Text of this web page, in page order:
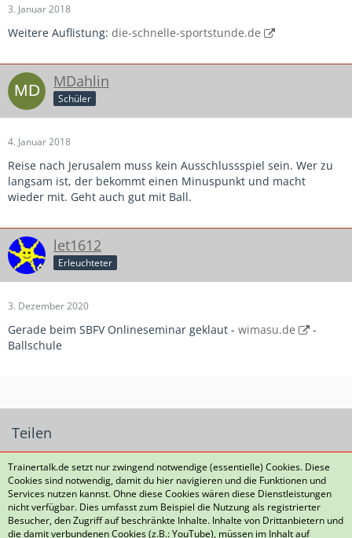
3. Januar 2018
Weitere Auflistung: die-schnelle-sportstunde.de
MDahlin
Schüler
4. Januar 2018
Reise nach Jerusalem muss kein Ausschlussspiel sein. Wer zu
langsam ist, der bekommt einen Minuspunkt und macht
wieder mit. Geht auch gut mit Ball.
let1612
Erleuchteter
3. Dezember 2020
Gerade beim SBFV Onlineseminar geklaut - wimasu.de
-
Ballschule
Teilen
Trainertalk.de setzt nur zwingend notwendige (essentielle) Cookies. Diese
Cookies sind notwendig, damit du hier navigieren und die Funktionen und
Services nutzen kannst. Ohne diese Cookies wären diese Dienstleistungen
nicht verfügbar. Dies umfasst zum Beispiel die Nutzung als registrierter
Besucher, den Zugriff auf beschränkte Inhalte. Inhalte von Drittanbietern und
die damit verbundenen Cookies (z.B.: YouTube), müssen im Inhalt auf